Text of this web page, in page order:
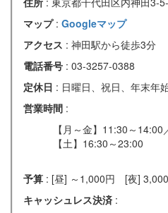
マップ : Googleマップ
アクセス : 神田駅から徒歩3分
電話番号 : 03-3257-0388
定休日 : 日曜日、祝日、年末年
営業時間 :
【月～金】11:30～
【土】16:30～23:00
予算 : [昼] ～1,000円 [夜]
キャッシュレス決済 :